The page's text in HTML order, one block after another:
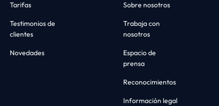
Tarifas
Testimonios de
clientes
Novedades
Sobre nosotros
Trabaja con
nosotros
Espacio de
prensa
Reconocimientos
Información legal